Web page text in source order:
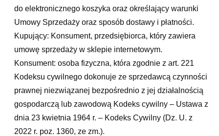
do elektronicznego koszyka oraz określający warunki
Umowy Sprzedaży oraz sposób dostawy i płatności.
Kupujący: Konsument, przedsiębiorca, który zawiera
umowę sprzedaży w sklepie internetowym.
Konsument: osoba fizyczna, która zgodnie z art. 221
Kodeksu cywilnego dokonuje ze sprzedawcą czynności
prawnej niezwiązanej bezpośrednio z jej działalnością
gospodarczą lub zawodową Kodeks cywilny – Ustawa z
dnia 23 kwietnia 1964 r. – Kodeks Cywilny (Dz. U. z
2022 r. poz. 1360, ze zm.).